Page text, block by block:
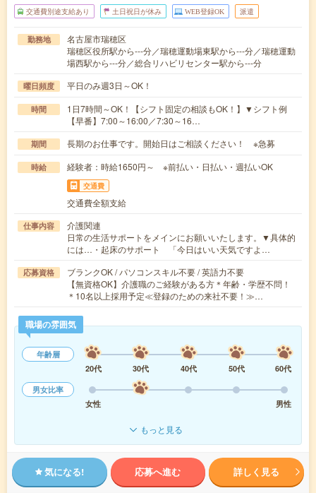
交通費別途支給あり 土日祝日が休み WEB登録OK 派遣
勤務地
名古屋市瑞穂区
瑞穂区役所駅から---分／瑞穂運動場東駅から---分／瑞穂運動
場西駅から---分／総合リハビリセンター駅から---分
曜日頻度 平日のみ週3日～OK！
時間
1日7時間～OK！【シフト固定の相談もOK！】▼シフト例
【早番】7:00～16:00／7:30～16…
期間 長期のお仕事です。開始日はご相談ください！ ※急募
時給 経験者：時給1650円～ ※前払い・日払い・週払いOK
交通費
交通費全額支給
仕事内容
介護関連
日常の生活サポートをメインにお願いいたします。▼具体的
には…・起床のサポート 「今日はいい天気ですよ…
応募資格
ブランクOK / パソコンスキル不要 / 英語力不要
【無資格OK】介護職のご経験がある方＊年齢・学歴不問！
＊10名以上採用予定≪登録のための来社不要！≫…
職場の雰囲気
年齢層
20代
30代 40代 50代
60代
男女比率
女性
男性
もっと見る
気になる! 応募へ進む 詳しく見る